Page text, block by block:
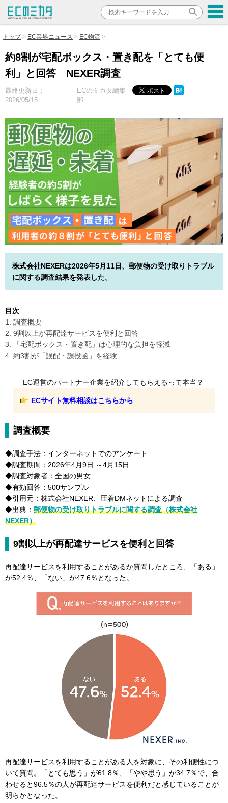
トップ EC業界ニュース EC物流
約8割が宅配ボックス・置き配を「とても便
利」と回答 NEXER調査
最終更新日：
2026/05/15
ECのミカタ編集
部
株式会社NEXERは2026年5月11日、郵便物の受け取りトラブル
に関する調査結果を発表した。
目次
1. 調査概要
2. 9割以上が再配達サービスを便利と回答
3. 「宅配ボックス・置き配」は心理的な負担を軽減
4. 約3割が「誤配・誤投函」を経験
EC運営のパートナー企業を紹介してもらえるって本当？
ECサイト無料相談はこちらから
調査概要
◆調査手法：インターネットでのアンケート
◆調査期間：2026年4月9日 ～4月15日
◆調査対象者：全国の男女
◆有効回答：500サンプル
◆引用元：株式会社NEXER、圧着DMネットによる調査
◆出典： 郵便物の受け取りトラブルに関する調査（株式会社
NEXER）
9割以上が再配達サービスを便利と回答
再配達サービスを利用することがあるか質問したところ、「ある」
が52.4％、「ない」が47.6％となった。
再配達サービスを利用することがある人を対象に、その利便性につ
いて質問。「とても思う」が61.8％、「やや思う」が34.7％で、合
わせると96.5％の人が再配達サービスを便利だと感じていることが
明らかとなった。